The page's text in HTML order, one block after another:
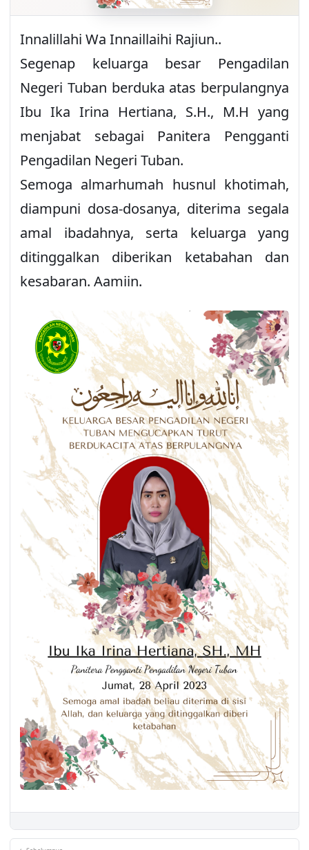
Segenap keluarga besar Pengadilan
Negeri Tuban berduka atas berpulangnya
Ibu Ika Irina Hertiana, S.H., M.H yang
menjabat sebagai Panitera Pengganti
Pengadilan Negeri Tuban.
Semoga almarhumah husnul khotimah,
diampuni dosa-dosanya, diterima segala
amal ibadahnya, serta keluarga yang
ditinggalkan diberikan ketabahan dan
kesabaran. Aamiin.